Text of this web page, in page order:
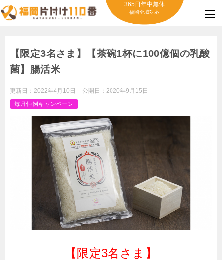
365日年中無休
福岡全域対応
【限定3名さま】【茶碗1杯に100億個の乳酸
菌】腸活米
更新日： 2022年4月10日 公開日： 2020年9月15日
毎月恒例キャンペーン
【限定3名さま】